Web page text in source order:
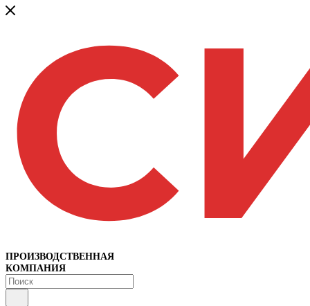
ПРОИЗВОДСТВЕННАЯ
КОМПАНИЯ